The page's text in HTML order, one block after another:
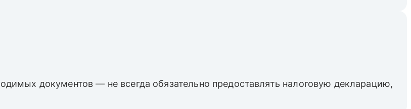
документов — не всегда обязательно предоставлять налоговую декларацию,